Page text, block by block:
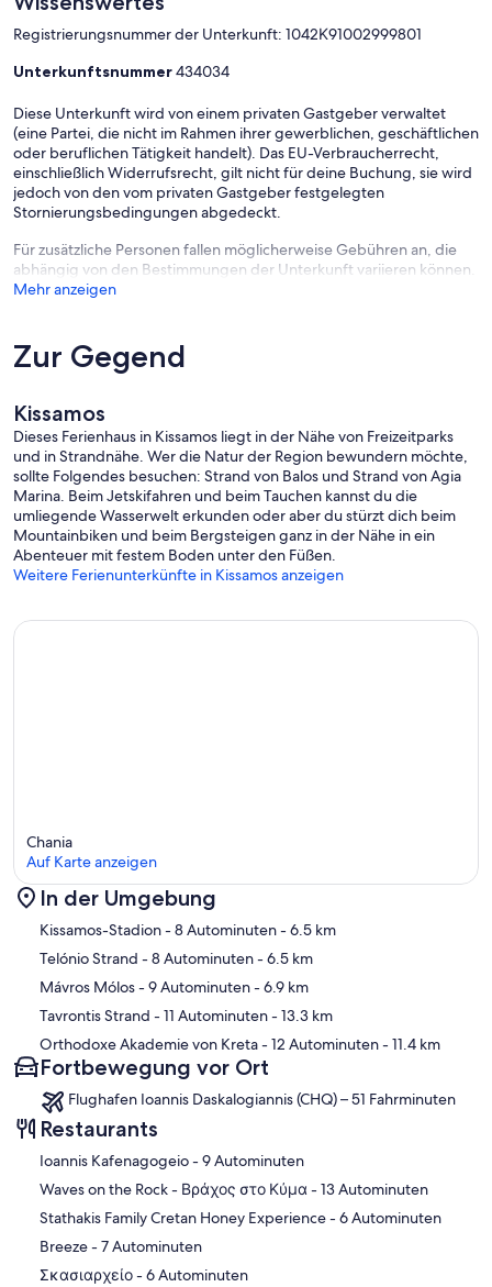
Registrierungsnummer der Unterkunft: 1042Κ91002999801
Unterkunftsnummer434034
Diese Unterkunft wird von einem privaten Gastgeber verwaltet
(eine Partei, die nicht im Rahmen ihrer gewerblichen, geschäftlichen
oder beruflichen Tätigkeit handelt). Das EU-Verbraucherrecht,
einschließlich Widerrufsrecht, gilt nicht für deine Buchung, sie wird
jedoch von den vom privaten Gastgeber festgelegten
Stornierungsbedingungen abgedeckt.
Für zusätzliche Personen fallen möglicherweise Gebühren an, die
abhängig von den Bestimmungen der Unterkunft variieren können.
Mehr anzeigen
Zur Gegend
Kissamos
Dieses Ferienhaus in Kissamos liegt in der Nähe von Freizeitparks
und in Strandnähe. Wer die Natur der Region bewundern möchte,
sollte Folgendes besuchen: Strand von Balos und Strand von Agia
Marina. Beim Jetskifahren und beim Tauchen kannst du die
umliegende Wasserwelt erkunden oder aber du stürzt dich beim
Mountainbiken und beim Bergsteigen ganz in der Nähe in ein
Abenteuer mit festem Boden unter den Füßen.
Weitere Ferienunterkünfte in Kissamos anzeigen
Karte
Chania
Auf Karte anzeigen
In der Umgebung
Kissamos-Stadion- 8 Autominuten- 6.5 km
Telónio Strand - 8 Autominuten- 6.5 km
Mávros Mólos- 9 Autominuten- 6.9 km
Tavrontis Strand - 11 Autominuten- 13.3 km
Orthodoxe Akademie von Kreta- 12 Autominuten- 11.4 km
Fortbewegung vor Ort
Flughafen Ioannis Daskalogiannis (CHQ) – 51 Fahrminuten
Restaurants
‪Ioannis Kafenagogeio - ‬9 Autominuten
‪Waves on the Rock - Βράχος στο Κύμα - ‬13 Autominuten
‪Stathakis Family Cretan Honey Experience - ‬6 Autominuten
‪Breeze - ‬7 Autominuten
‪Σκασιαρχείο - ‬6 Autominuten